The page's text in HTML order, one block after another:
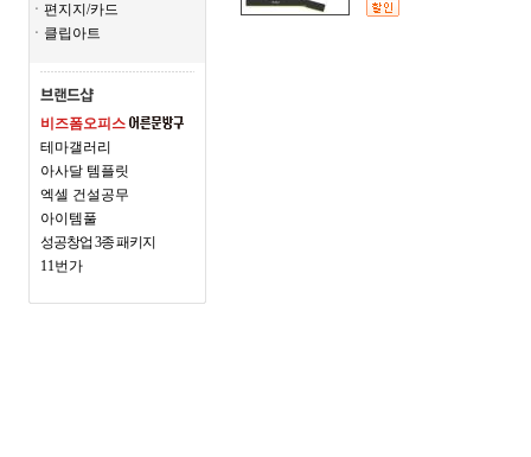
ㆍ편지지/카드
ㆍ클립아트
비즈폼오피스
테마갤러리
아사달 템플릿
엑셀 건설공무
아이템풀
성공창업 3종 패키지
11번가